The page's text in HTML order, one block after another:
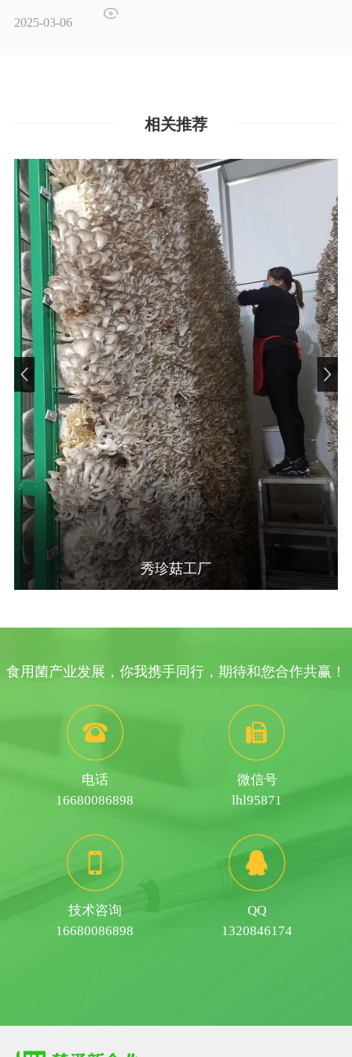
2025-03-06
相关推荐
秀珍菇工厂
食用菌产业发展，你我携手同行，期待和您合作共赢！
电话
16680086898
微信号
lhl95871
技术咨询
16680086898
QQ
1320846174